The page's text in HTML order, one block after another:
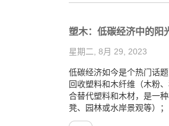
塑木：低碳经济中的阳
星期二, 8月 29, 2023
低碳经济如今是个热门话
回收塑料和木纤维（木粉
合替代塑料和木材，是一
凳、园林或水岸景观等）